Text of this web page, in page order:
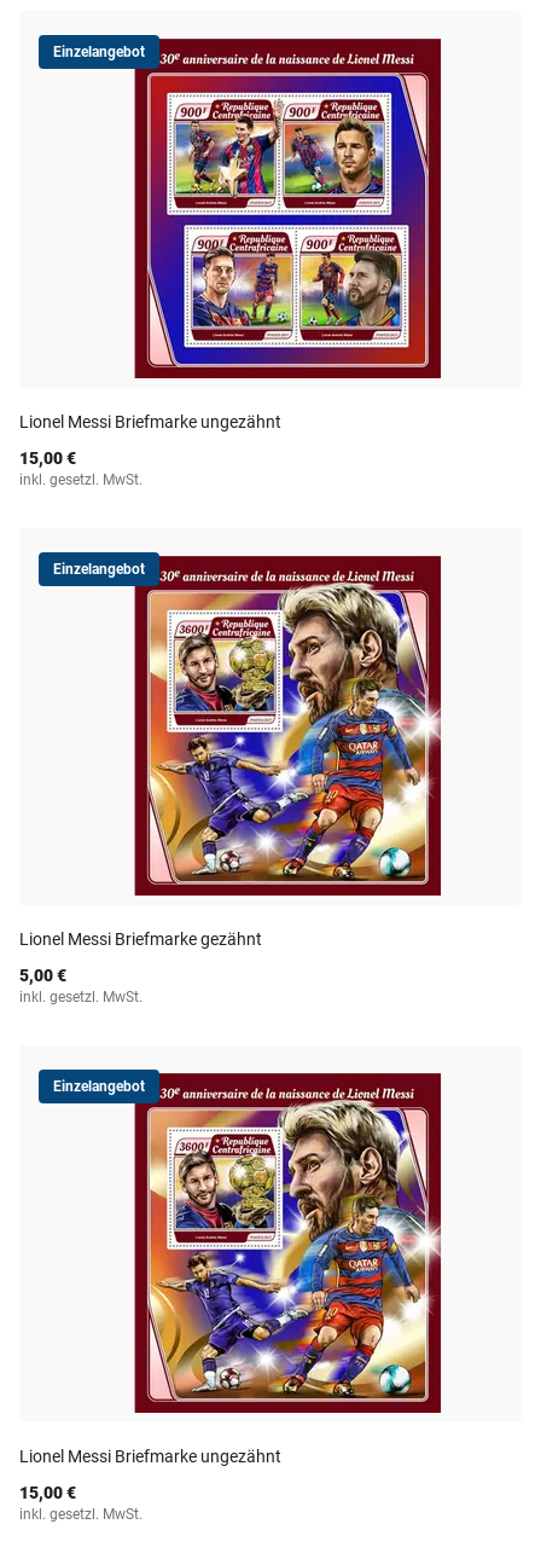
Einzelangebot
Lionel Messi Briefmarke ungezähnt
15,00 €
inkl. gesetzl. MwSt.
Einzelangebot
Lionel Messi Briefmarke gezähnt
5,00 €
inkl. gesetzl. MwSt.
Einzelangebot
Lionel Messi Briefmarke ungezähnt
15,00 €
inkl. gesetzl. MwSt.